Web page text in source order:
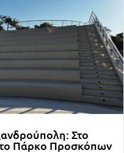
Στο
Πάρκο Προσκόπων